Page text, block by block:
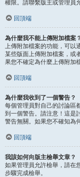
權限。請聯繫版主或管理員
回頂端
為什麼我不能上傳附加檔案
上傳附加檔案的功能，可以
某些版面上傳附加檔案，或
果您不確定為什麼上傳附加
回頂端
為什麼我收到了一個警告？
每個管理員對自己的討論區
到一個警告。請注意！這是
警告無關。如果您不確知為
回頂端
我該如何向版主檢舉文章？
如果管理員允許檢舉，請在
步驟完成檢舉。